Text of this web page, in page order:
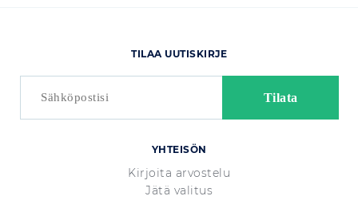
YHTEISÖN
Kirjoita arvostelu
Jätä valitus
TILAA UUTISKIRJE